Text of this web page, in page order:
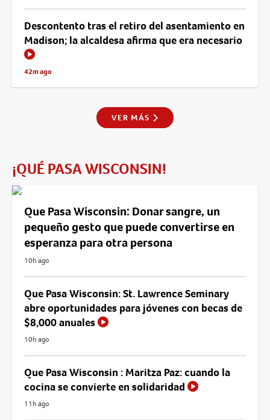
Descontento tras el retiro del asentamiento en
Madison; la alcaldesa afirma que era necesario
42m ago
VER MÁS
¡QUÉ PASA WISCONSIN!
Que Pasa Wisconsin: Donar sangre, un
pequeño gesto que puede convertirse en
esperanza para otra persona
10h ago
Que Pasa Wisconsin: St. Lawrence Seminary
abre oportunidades para jóvenes con becas de
$8,000 anuales
10h ago
Que Pasa Wisconsin : Maritza Paz: cuando la
cocina se convierte en solidaridad
11h ago